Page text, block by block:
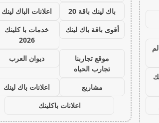
باك لينك باقة 20
اعلانات الباك لينك
أقوى باقة باك لينك
خدمات با كلينك
2026
موقع تجاربنا
تجارب الحياه
ديوان العرب
مشاريع
اعلانات باك لينك
اعلانات باكلينك